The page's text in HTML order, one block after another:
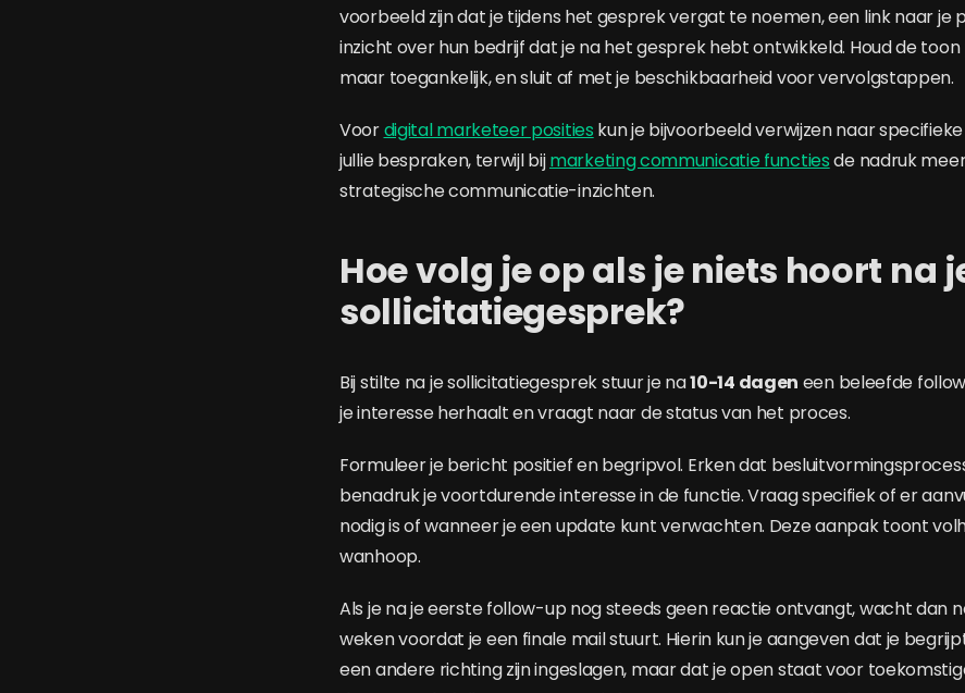
voorbeeld zijn dat je tijdens het gesprek vergat te noemen, een link naar je
inzicht over hun bedrijf dat je na het gesprek hebt ontwikkeld. Houd de
maar toegankelijk, en sluit af met je beschikbaarheid voor vervolgstappen.
Voordigital marketeer posities kun je bijvoorbeeld verwijzen naar
jullie bespraken, terwijl bijmarketing communicatie functiesde nadruk
strategische communicatie-inzichten.
Hoe volg je op als je niets hoort na
sollicitatiegesprek?
Bij stilte na je sollicitatiegesprek stuur je na10-14 dagen een beleefde
je interesse herhaalt en vraagt naar de status van het proces.
Formuleer je bericht positief en begripvol. Erken dat
benadruk je voortdurende interesse in de functie. Vraag specifiek of er
nodig is of wanneer je een update kunt verwachten. Deze aanpak toont
wanhoop.
Als je na je eerste follow-up nog steeds geen reactie ontvangt, wacht dan
weken voordat je een finale mail stuurt. Hierin kun je aangeven dat je
een andere richting zijn ingeslagen, maar dat je open staat voor